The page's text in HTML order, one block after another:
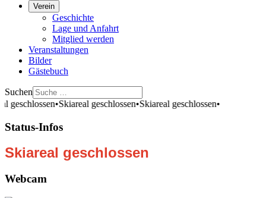
Verein
Geschichte
Lage und Anfahrt
Mitglied werden
Veranstaltungen
Bilder
Gästebuch
Suchen
geschlossen•Skiareal geschlossen•Skiareal geschlossen•
Status-Infos
Skiareal geschlossen
Webcam